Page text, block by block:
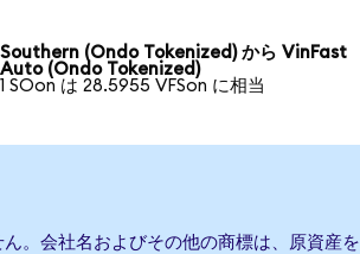
Southern (Ondo Tokenized) から VinFast
Auto (Ondo Tokenized)
1 SOon は 28.5955 VFSon に相当
。会社名およびその他の商標は、原資産を